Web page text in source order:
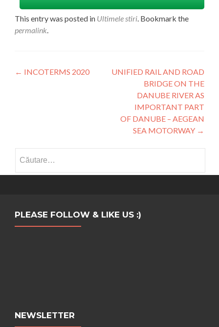
This entry was posted in Ultimele stiri. Bookmark the
permalink.
Navigare
← INCOTERMS 2020
UNIFIED RAIL AND ROAD
BRIDGE ON THE
DANUBE RIVER AS
IMPORTANT PART
OF DANUBE – AEGEAN
SEA MOTORWAY →
după:
PLEASE FOLLOW & LIKE US :)
NEWSLETTER